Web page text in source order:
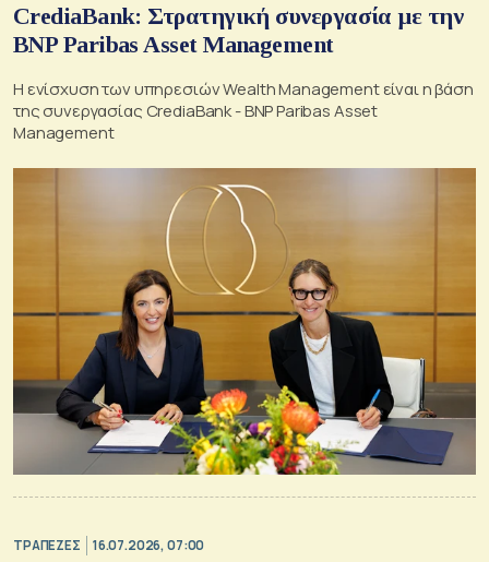
CrediaBank: Στρατηγική συνεργασία με την
BNP Paribas Asset Management
Η ενίσχυση των υπηρεσιών Wealth Management είναι η βάση
της συνεργασίας CrediaBank - BNP Paribas Asset
Management
ΤΡΑΠΕΖΕΣ 16.07.2026, 07:00